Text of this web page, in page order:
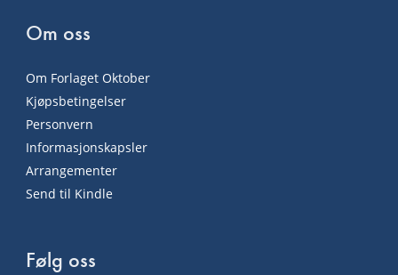
Om oss
Om Forlaget Oktober
Kjøpsbetingelser
Personvern
Informasjonskapsler
Arrangementer
Send til Kindle
Følg oss